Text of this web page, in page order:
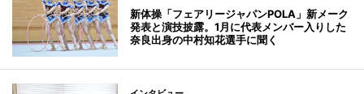
新体操「フェアリージャパンPOLA」新メーク
発表と演技披露。1月に代表メンバー入りした
奈良出身の中村知花選手に聞く